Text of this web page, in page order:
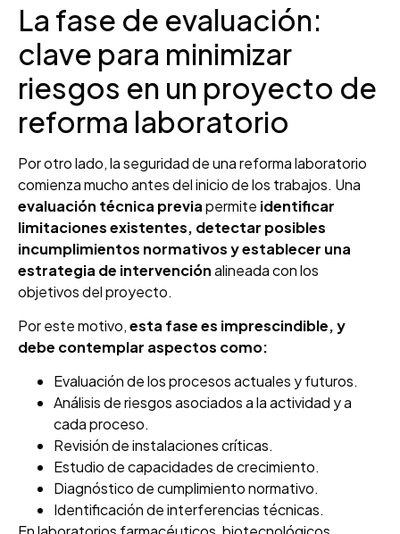
La fase de evaluación:
clave para minimizar
riesgos en un proyecto de
reforma laboratorio
Por otro lado, la seguridad de una reforma laboratorio
comienza mucho antes del inicio de los trabajos. Una
evaluación técnica previapermite identificar
limitaciones existentes, detectar posibles
incumplimientos normativos y establecer una
estrategia de intervenciónalineada con los
objetivos del proyecto.
Por este motivo,esta fase es imprescindible, y
debe contemplar aspectos como:
Evaluación de los procesos actuales y futuros.
Análisis de riesgos asociados a la actividad y a
cada proceso.
Revisión de instalaciones críticas.
Estudio de capacidades de crecimiento.
Diagnóstico de cumplimiento normativo.
Identificación de interferencias técnicas.